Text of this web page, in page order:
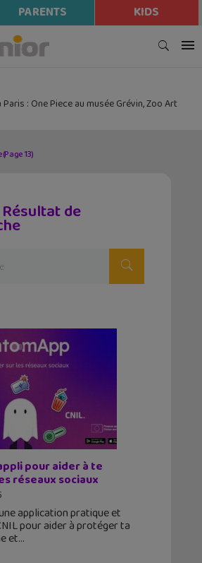
PARENTS KIDS
: One Piece au musée Grévin, Zoo Art
(Page 13)
de
pour aider à te
réseaux sociaux
application pratique et
pour aider à protéger ta
et